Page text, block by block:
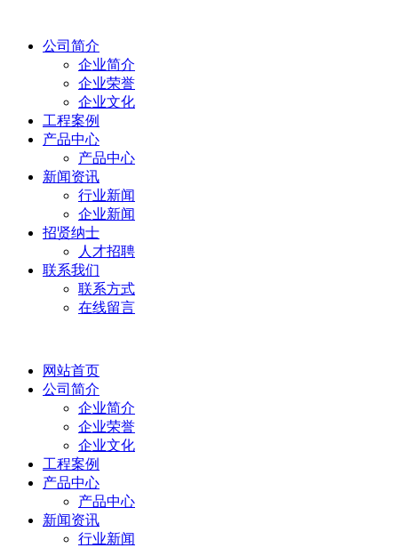
公司简介
企业简介
企业荣誉
企业文化
工程案例
产品中心
产品中心
新闻资讯
行业新闻
企业新闻
招贤纳士
人才招聘
联系我们
联系方式
在线留言
网站首页
公司简介
企业简介
企业荣誉
企业文化
工程案例
产品中心
产品中心
新闻资讯
行业新闻